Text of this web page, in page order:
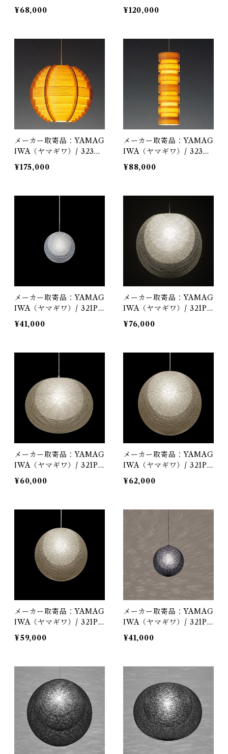
269 / Jakobsson Lamp
（ヤコブソンランプ）パイ
Jakobsson / ペンダント
¥68,000
268 / Jakobsson Lamp
（ヤコブソンランプ）パイ
Jakobsson / ペンダント
¥120,000
メーカー取寄品：YAMAG
IWA（ヤマギワ）/ 323F-
224 / Jakobsson Lamp
（ヤコブソンランプ）パイ
Jakobsson / ペンダント
¥175,000
メーカー取寄品：YAMAG
IWA（ヤマギワ）/ 323F-
227 / Jakobsson Lamp
（ヤコブソンランプ）パイ
Jakobsson / ペンダント
¥88,000
メーカー取寄品：YAMAG
IWA（ヤマギワ）/ 321P2
948W / MAYUHANA
（マユハナ）mini ホワイ
ヨオ・TOYO ITO）/ ペ
ンダント照明
¥41,000
メーカー取寄品：YAMAG
IWA（ヤマギワ）/ 321P2
909W / MAYUHANA
（マユハナ）三重Φ500m
（イトウトヨオ・TOYO I
TO）/ ペンダント照明
¥76,000
メーカー取寄品：YAMAG
IWA（ヤマギワ）/ 321P2
912W / MAYUHANA
（マユハナ）二重Φ470m
（イトウトヨオ・TOYO I
TO）/ ペンダント照明
¥60,000
メーカー取寄品：YAMAG
IWA（ヤマギワ）/ 321P2
910W / MAYUHANA
（マユハナ）二重Φ430m
（イトウトヨオ・TOYO I
¥62,000
メーカー取寄品：YAMAG
IWA（ヤマギワ）/ 321P2
911W / MAYUHANA（マ
ユハナ）二重Φ360mm ホ
ウトヨオ・TOYO ITO）/
¥59,000
メーカー取寄品：YAMAG
IWA（ヤマギワ）/ 321P2
948B / MAYUHANA（マ
ユハナ）mini ブラック /
オ・TOYO ITO）/ ペン
¥41,000